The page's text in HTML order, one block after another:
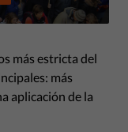
más estricta del
más
aplicación de la